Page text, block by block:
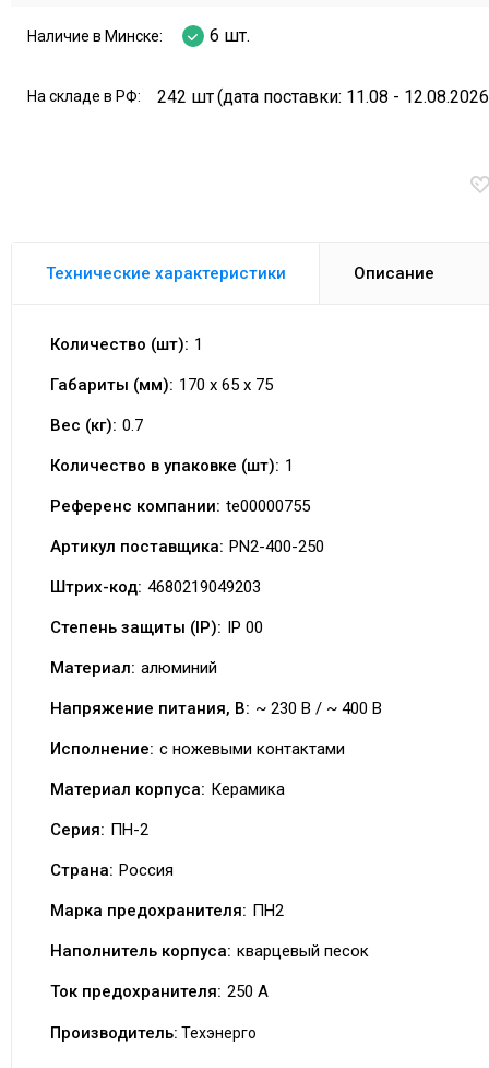
Наличие в Минске: 6 шт.
На складе в РФ: 242 шт(дата поставки: 11.08 -
Технические характеристики Описание
Количество (шт): 1
Габариты (мм): 170 x 65 x 75
Вес (кг): 0.7
Количество в упаковке (шт): 1
Референс компании: te00000755
Артикул поставщика: PN2-400-250
Штрих-код: 4680219049203
Степень защиты (IP): IP 00
Материал: алюминий
Напряжение питания, В: ~ 230 В / ~ 400 В
Исполнение: с ножевыми контактами
Материал корпуса: Керамика
Серия: ПН-2
Страна: Россия
Марка предохранителя: ПН2
Наполнитель корпуса: кварцевый песок
Ток предохранителя: 250 А
Производитель: Техэнерго